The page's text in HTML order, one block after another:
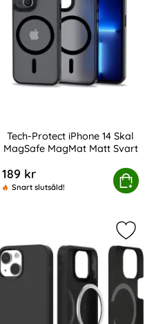
IP68 Svart
Tech-Protect iPhone 14 Skal
MagSafe MagMat Matt Svart
189 kr
Snart slutsåld!
Köp
iPhone 14 Skal
tech-Protect iPhone 14